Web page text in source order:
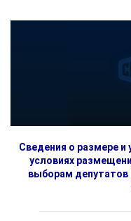
Сведения о размере
условиях
выборам